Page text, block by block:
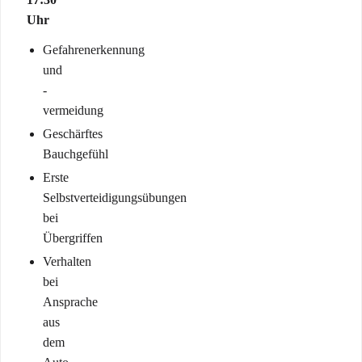
Uhr
Gefahrenerkennung
und
-
vermeidung
Geschärftes
Bauchgefühl
Erste
Selbstverteidigungsübungen
bei
Übergriffen
Verhalten
bei
Ansprache
aus
dem